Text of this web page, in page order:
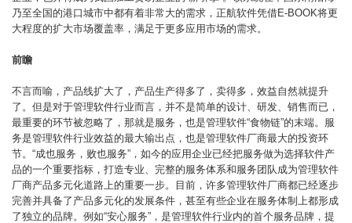
乃至全国的港口城市中都有着非常大的需求，正航软件凭借E-BOOK将更
大程度的扩大市场覆盖率，满足于更多应用市场的需求。
前瞻
不言而喻，产品线扩大了，产品生产得多了，卖得多，效益自然就提升
了。但是对于管理软件行业而言，并不是简单的设计、研发、销售而已，
最重要的环节被忽略了，那就是服务，也是管理软件“食物链”的末端。服
务是管理软件行业效益的最大输出点，也是管理软件厂商最大的投资环
节。“成也服务，败也服务”，如今的应用企业已经把服务做为选择软件产
品的一个重要指标，打造专业、完整的服务体系和服务团队成为管理软件
厂商产品多元化道路上的重要一步。目前，许多管理软件厂商都已经逐步
完善并具备了产品多元化的发展条件，甚至有些企业在服务体制上都形成
了独立的品牌。例如“安心服务”，是管理软件行业内的首个服务品牌，提